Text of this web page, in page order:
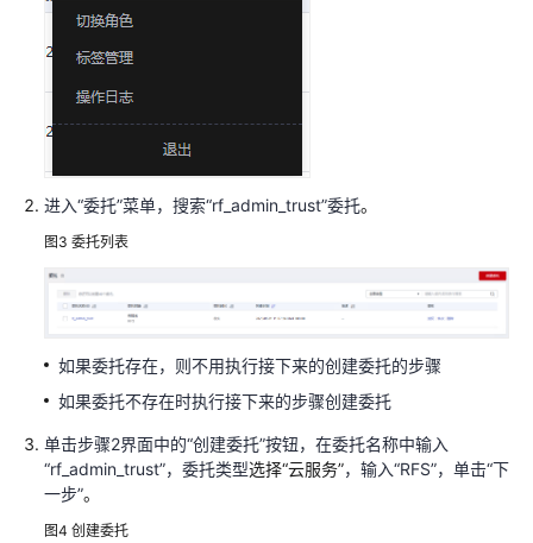
用
站
架
云
化
心
数
云
方
概
进入“委托”菜单，搜索“rf_admin_trust”委托。
图3 委托列表
如果委托存在，则不用执行接下来的创建委托的步骤
如果委托不存在时执行接下来的步骤创建委托
单击步骤2界面中的“创建委托”按钮，在委托名称中输入
“rf_admin_trust”， 委托类型选择“云服务”，输入“RFS”，单击“下
一步”。
图4 创建委托